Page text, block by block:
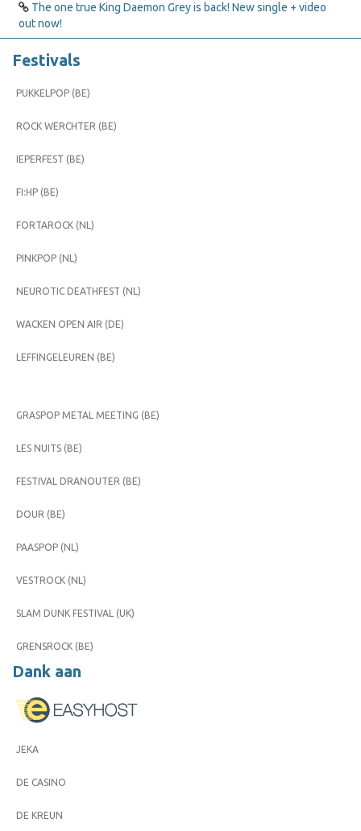
The one true King Daemon Grey is back! New single + video
out now!
Festivals
PUKKELPOP (BE)
ROCK WERCHTER (BE)
IEPERFEST (BE)
FI:HP (BE)
FORTAROCK (NL)
PINKPOP (NL)
NEUROTIC DEATHFEST (NL)
WACKEN OPEN AIR (DE)
LEFFINGELEUREN (BE)
GRASPOP METAL MEETING (BE)
LES NUITS (BE)
FESTIVAL DRANOUTER (BE)
DOUR (BE)
PAASPOP (NL)
VESTROCK (NL)
SLAM DUNK FESTIVAL (UK)
GRENSROCK (BE)
Dank aan
JEKA
DE CASINO
DE KREUN